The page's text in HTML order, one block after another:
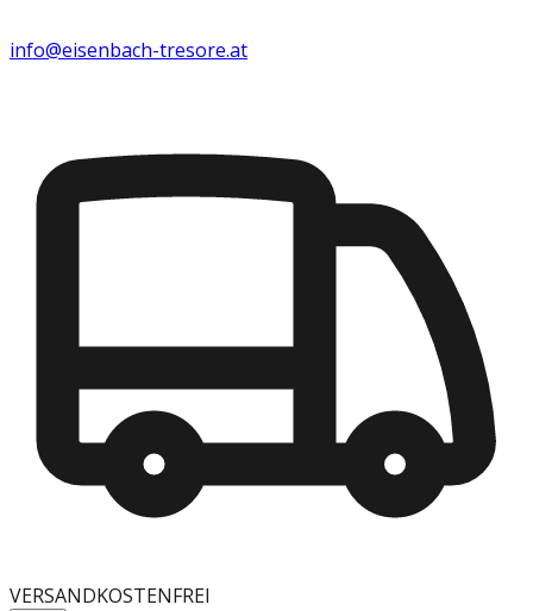
info@eisenbach-tresore.at
VERSANDKOSTENFREI